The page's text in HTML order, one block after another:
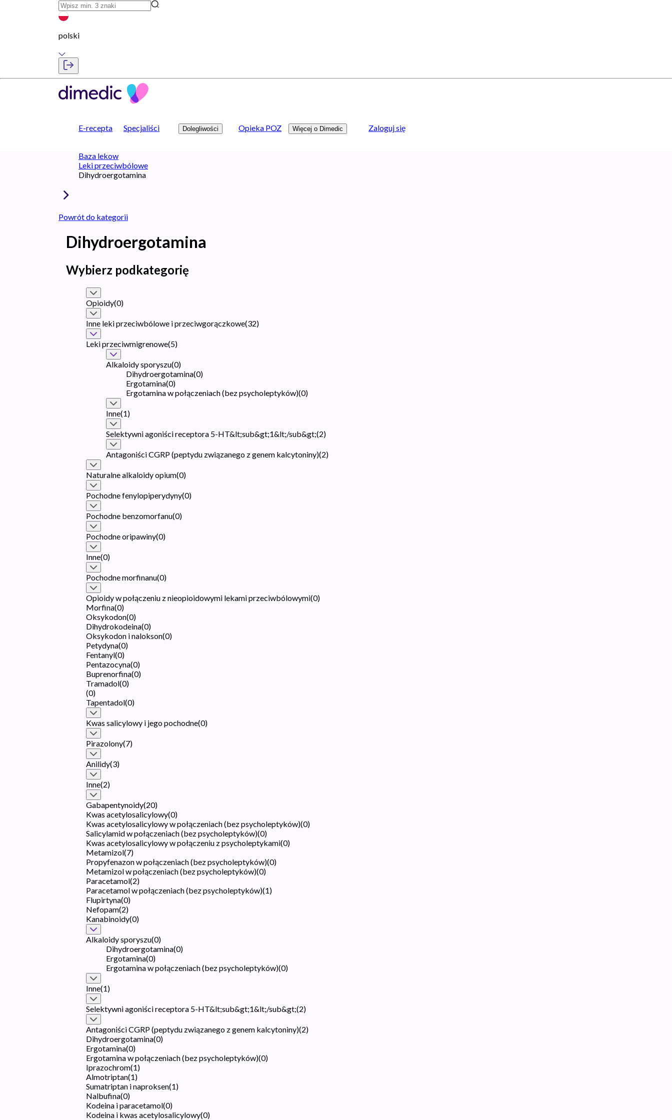
polski
E-recepta Specjaliści Dolegliwości Opieka POZ Więcej o Dimedic Zaloguj się
Baza lekow
Leki przeciwbólowe
Dihydroergotamina
Powrót do kategorii
Dihydroergotamina
Wybierz podkategorię
Opioidy(0)
Inne leki przeciwbólowe i przeciwgorączkowe(32)
Leki przeciwmigrenowe(5)
Alkaloidy sporyszu(0)
Dihydroergotamina(0)
Ergotamina(0)
Ergotamina w połączeniach (bez psycholeptyków)(0)
Inne(1)
Selektywni agoniści receptora 5-HT&lt;sub&gt;1&lt;/sub&gt;(2)
Antagoniści CGRP (peptydu związanego z genem kalcytoniny)(2)
Naturalne alkaloidy opium(0)
Pochodne fenylopiperydyny(0)
Pochodne benzomorfanu(0)
Pochodne oripawiny(0)
Inne(0)
Pochodne morfinanu(0)
Opioidy w połączeniu z nieopioidowymi lekami przeciwbólowymi(0)
Morfina(0)
Oksykodon(0)
Dihydrokodeina(0)
Oksykodon i nalokson(0)
Petydyna(0)
Fentanyl(0)
Pentazocyna(0)
Buprenorfina(0)
Tramadol(0)
(0)
Tapentadol(0)
Kwas salicylowy i jego pochodne(0)
Pirazolony(7)
Anilidy(3)
Inne(2)
Gabapentynoidy(20)
Kwas acetylosalicylowy(0)
Kwas acetylosalicylowy w połączeniach (bez psycholeptyków)(0)
Salicylamid w połączeniach (bez psycholeptyków)(0)
Kwas acetylosalicylowy w połączeniu z psycholeptykami(0)
Metamizol(7)
Propyfenazon w połączeniach (bez psycholeptyków)(0)
Metamizol w połączeniach (bez psycholeptyków)(0)
Paracetamol(2)
Paracetamol w połączeniach (bez psycholeptyków)(1)
Flupirtyna(0)
Nefopam(2)
Kanabinoidy(0)
Alkaloidy sporyszu(0)
Dihydroergotamina(0)
Ergotamina(0)
Ergotamina w połączeniach (bez psycholeptyków)(0)
Inne(1)
Selektywni agoniści receptora 5-HT&lt;sub&gt;1&lt;/sub&gt;(2)
Antagoniści CGRP (peptydu związanego z genem kalcytoniny)(2)
Dihydroergotamina(0)
Ergotamina(0)
Ergotamina w połączeniach (bez psycholeptyków)(0)
Iprazochrom(1)
Almotriptan(1)
Sumatriptan i naproksen(1)
Nalbufina(0)
Kodeina i paracetamol(0)
Kodeina i kwas acetylosalicylowy(0)